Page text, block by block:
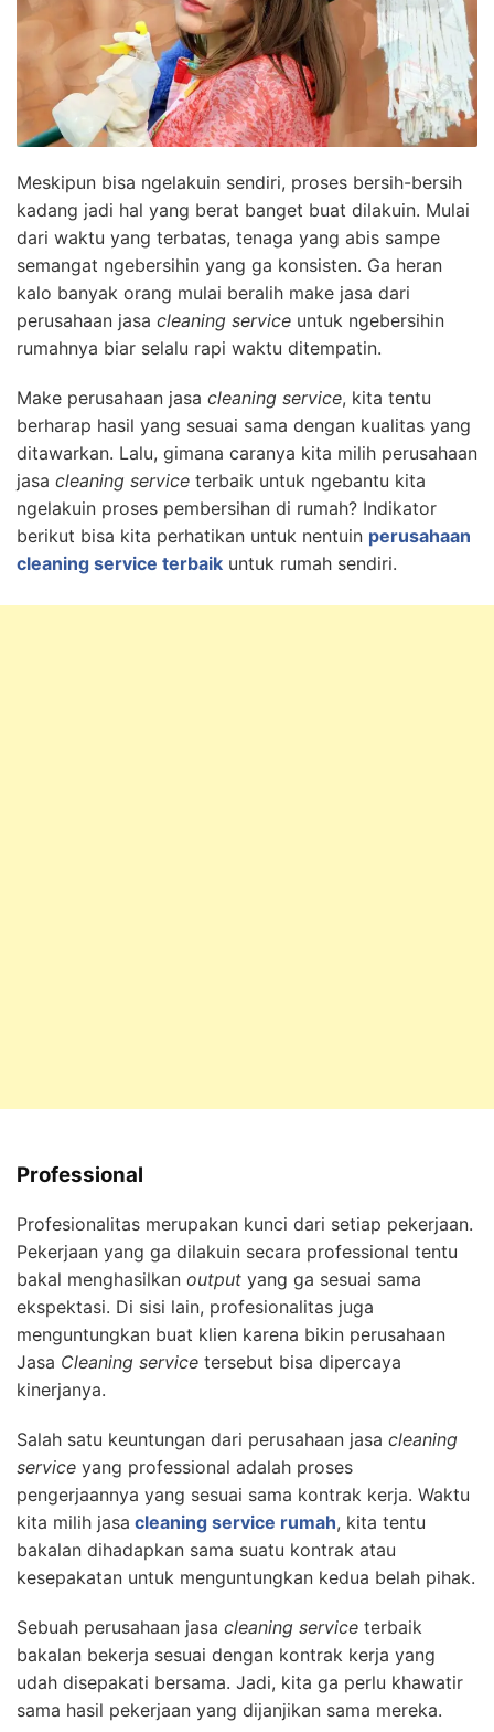
Meskipun bisa ngelakuin sendiri, proses bersih-bersih
kadang jadi hal yang berat banget buat dilakuin. Mulai
dari waktu yang terbatas, tenaga yang abis sampe
semangat ngebersihin yang ga konsisten. Ga heran
kalo banyak orang mulai beralih make jasa dari
perusahaan jasa cleaning service untuk ngebersihin
rumahnya biar selalu rapi waktu ditempatin.
Make perusahaan jasa cleaning service, kita tentu
berharap hasil yang sesuai sama dengan kualitas yang
ditawarkan. Lalu, gimana caranya kita milih perusahaan
jasa cleaning service terbaik untuk ngebantu kita
ngelakuin proses pembersihan di rumah? Indikator
berikut bisa kita perhatikan untuk nentuin perusahaan
cleaning service terbaik untuk rumah sendiri.
Professional
Profesionalitas merupakan kunci dari setiap pekerjaan.
Pekerjaan yang ga dilakuin secara professional tentu
bakal menghasilkan output yang ga sesuai sama
ekspektasi. Di sisi lain, profesionalitas juga
menguntungkan buat klien karena bikin perusahaan
Jasa Cleaning service tersebut bisa dipercaya
kinerjanya.
Salah satu keuntungan dari perusahaan jasa cleaning
service yang professional adalah proses
pengerjaannya yang sesuai sama kontrak kerja. Waktu
kita milih jasa cleaning service rumah, kita tentu
bakalan dihadapkan sama suatu kontrak atau
kesepakatan untuk menguntungkan kedua belah pihak.
Sebuah perusahaan jasa cleaning service terbaik
bakalan bekerja sesuai dengan kontrak kerja yang
udah disepakati bersama. Jadi, kita ga perlu khawatir
sama hasil pekerjaan yang dijanjikan sama mereka.